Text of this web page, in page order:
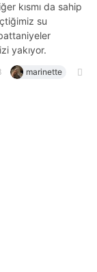
kısmı da sahip
su
yakıyor.
marinette